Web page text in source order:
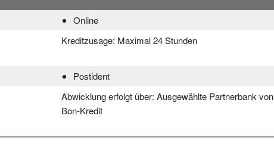
Online
Kreditzusage: Maximal 24 Stunden
Postident
Abwicklung erfolgt über: Ausgewählte Partnerbank von
Bon-Kredit